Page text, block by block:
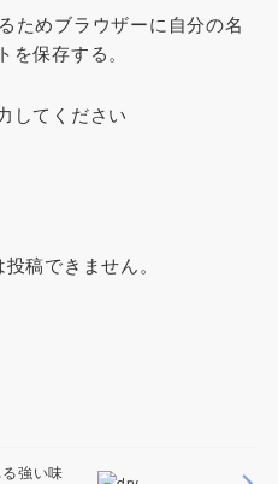
ためブラウザーに自分の名
保存する。
してください
稿できません。
強い味